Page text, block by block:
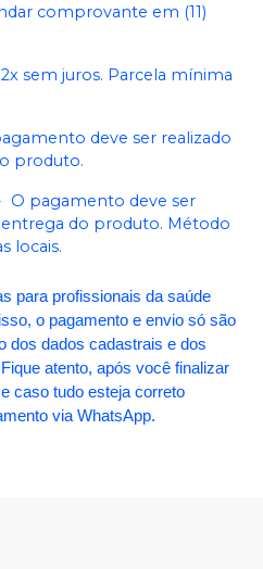
comprovante em (11)
sem juros. Parcela mínima
deve ser realizado
produto.
O pagamento deve ser
do produto. Método
locais.
para profissionais da saúde
o pagamento e envio só são
dos dados cadastrais e dos
atento, após você finalizar
caso tudo esteja correto
via WhatsApp.